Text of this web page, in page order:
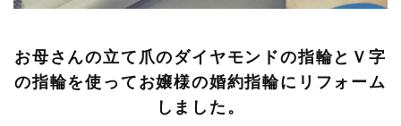
お母さんの立て爪のダイヤモンドの指輪とＶ字
の指輪を使ってお嬢様の婚約指輪にリフォーム
しました。